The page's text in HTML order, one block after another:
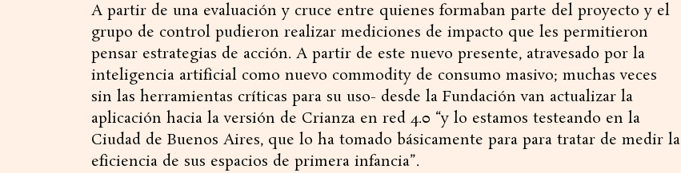
A partir de una evaluación y cruce entre quienes formaban parte del proyecto y el
grupo de control pudieron realizar mediciones de impacto que les permitieron
pensar estrategias de acción. A partir de este nuevo presente, atravesado por la
inteligencia artificial como nuevo commodity de consumo masivo; muchas veces
sin las herramientas críticas para su uso- desde la Fundación van actualizar la
aplicación hacia la versión de Crianza en red 4.0 “y lo estamos testeando en la
Ciudad de Buenos Aires, que lo ha tomado básicamente para para tratar de medir la
eficiencia de sus espacios de primera infancia”.